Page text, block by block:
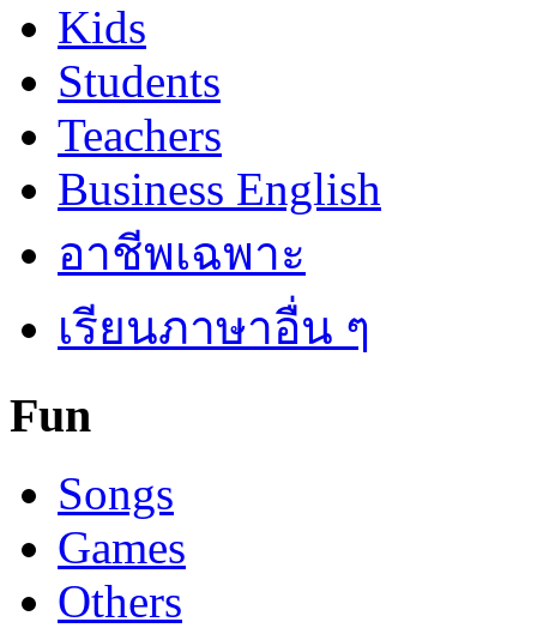
Kids
Students
Teachers
Business English
อาชีพเฉพาะ
เรียนภาษาอื่น ๆ
Fun
Songs
Games
Others